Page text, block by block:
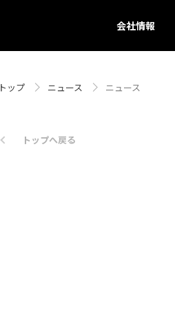
会社情報
トップ ニュース ニュース
トップへ戻る